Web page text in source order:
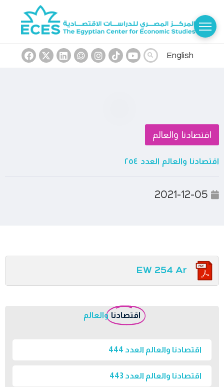
English
اقتصادنا والعالم
اقتصادنا والعالم العدد ٢٥٤
EW 254 Ar
اقتصادنا والعالم
اقتصادنا والعالم العدد 444
اقتصادنا والعالم العدد 443